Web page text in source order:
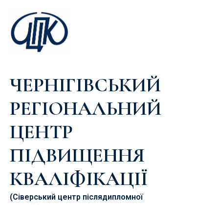
ЧЕРНІГІВСЬКИЙ
РЕГІОНАЛЬНИЙ
ЦЕНТР
ПІДВИЩЕННЯ
КВАЛІФІКАЦІЇ
(Сіверський центр післядипломної